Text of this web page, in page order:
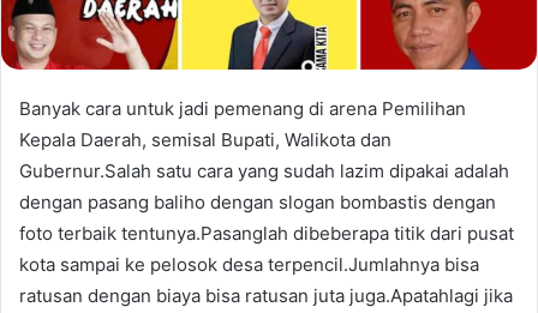
Banyak cara untuk jadi pemenang di arena Pemilihan
Kepala Daerah, semisal Bupati, Walikota dan
Gubernur.Salah satu cara yang sudah lazim dipakai adalah
dengan pasang baliho dengan slogan bombastis dengan
foto terbaik tentunya.Pasanglah dibeberapa titik dari pusat
kota sampai ke pelosok desa terpencil.Jumlahnya bisa
ratusan dengan biaya bisa ratusan juta juga.Apatahlagi jika